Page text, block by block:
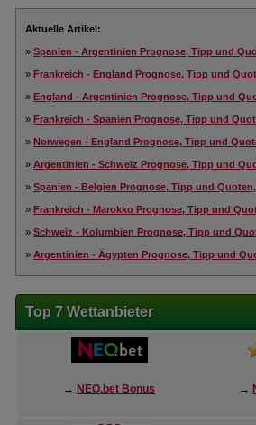
Aktuelle Artikel:
»Spanien - Argentinien Prognose, Tipp und
»Frankreich - England Prognose, Tipp und
»England - Argentinien Prognose, Tipp und
»Frankreich - Spanien Prognose, Tipp und
»Norwegen - England Prognose, Tipp und
»Argentinien - Schweiz Prognose, Tipp und
»Spanien - Belgien Prognose, Tipp und Quoten,
»Frankreich - Marokko Prognose, Tipp und
»Schweiz - Kolumbien Prognose, Tipp und
»Argentinien - Ägypten Prognose, Tipp und
Top 7 Wettanbieter
→ NEO.bet Bonus →